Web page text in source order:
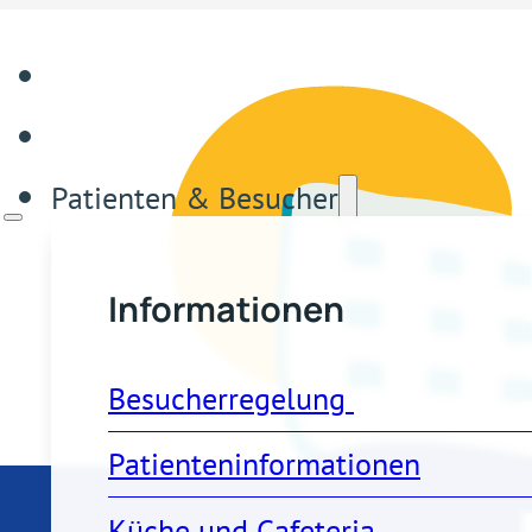
Patienten & Besucher
Informationen
Besucherregelung
Patienteninformationen